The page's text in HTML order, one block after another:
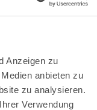
Anzeigen zu
anbieten zu
zu analysieren.
Verwendung